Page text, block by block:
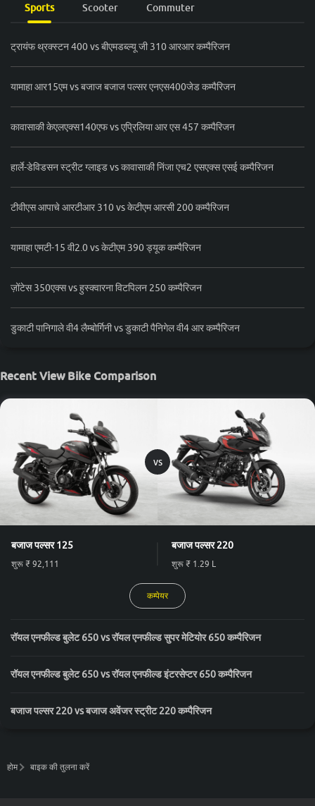
Sports Scooter Commuter
ट्रायंफ थ्रक्स्टन 400 vs बीएमडब्ल्यू जी 310 आरआर कम्पैरिजन
यामाहा आर15एम vs बजाज बजाज पल्सर एनएस400जेड कम्पैरिजन
कावासाकी केएलएक्स140एफ vs एप्रिलिया आर एस 457 कम्पैरिजन
हार्ले-डेविडसन स्ट्रीट ग्लाइड vs कावासाकी निंजा एच2 एसएक्स एसई कम्पैरिजन
टीवीएस आपाचे आरटीआर 310 vs केटीएम आरसी 200 कम्पैरिजन
यामाहा एमटी-15 वी2.0 vs केटीएम 390 ड्यूक कम्पैरिजन
ज़ोंटेस 350एक्स vs हुस्क्वारना विटपिलन 250 कम्पैरिजन
डुकाटी पानिगाले वी4 लैम्बोर्गिनी vs डुकाटी पैनिगेल वी4 आर कम्पैरिजन
Recent View Bike Comparison
vs
बजाज पल्सर 125
शुरू ₹ 92,111
बजाज पल्सर 220
शुरू ₹ 1.29 L
कम्पेयर
रॉयल एनफील्ड बुलेट 650 vs रॉयल एनफील्ड सुपर मेटियोर 650 कम्पैरिजन
रॉयल एनफील्ड बुलेट 650 vs रॉयल एनफील्ड इंटरसेप्टर 650 कम्पैरिजन
बजाज पल्सर 220 vs बजाज अवेंजर स्ट्रीट 220 कम्पैरिजन
होम बाइक की तुलना करें